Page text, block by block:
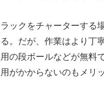
ックをチャーターする
。だが、作業はより丁
の段ボールなどが無料
がかからないのもメリ